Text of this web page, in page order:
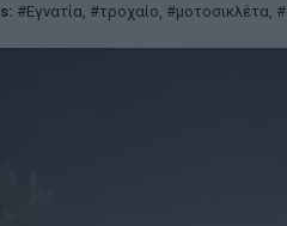
Εγνατία, τροχαίο, μοτοσικλέτα,